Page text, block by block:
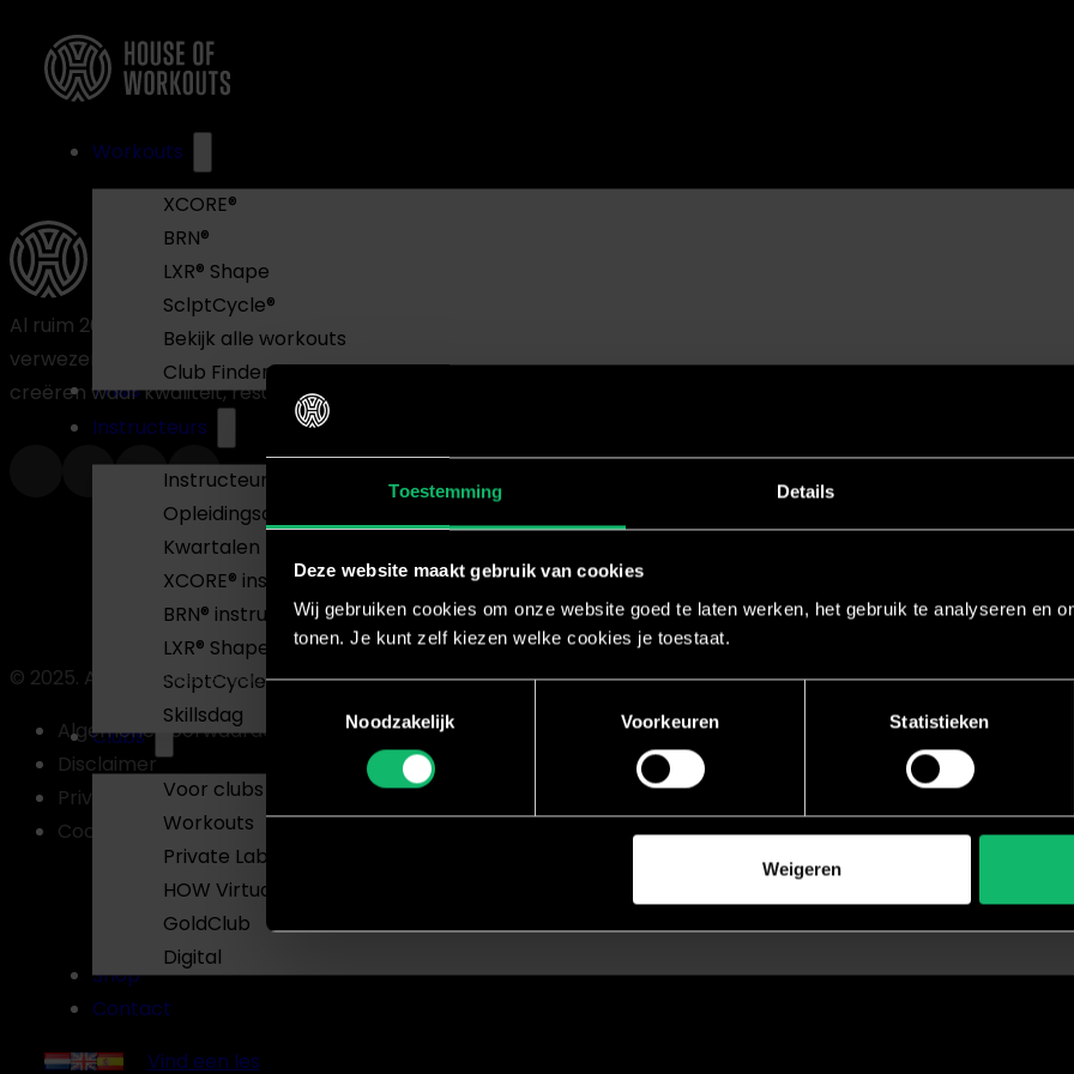
Toestemming Details
Deze website maakt gebruik van cookies
Wij gebruiken cookies om onze website goed te laten werken, het gebruik te analyseren en
tonen. Je kunt zelf kiezen welke cookies je toestaat.
Noodzakelijk
Voorkeuren Statistieken
Weigeren
Workouts
XCORE®
BRN®
LXR® Shape
SclptCycle®
Bekijk alle workouts
Club Finder
Thuis
Instructeurs
Instructeur worden
Opleidingsdagen
Kwartalen
XCORE® instructeur
BRN® instructeur
LXR® Shape instructeur
SclptCycle® instructeur
Skillsdag
Clubs
Voor clubs
Workouts
Private Label Groepslessen
HOW Virtual
GoldClub
Digital
Shop
Contact
Vind een les
Al ruim 20 jaar werken wij bij House of Workouts aan het
verwezenlijken van onze missie om fitnessprogramma’s te
creëren waar kwaliteit, resultaat en FUN centraal staan.
© 2025. All Rights Reserved
Algemene voorwaarden
Disclaimer
Privacybeleid
Cookiebeleid